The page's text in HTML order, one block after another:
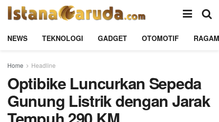
NEWS TEKNOLOGI GADGET OTOMOTIF RAGAM
Home Headline
Optibike Luncurkan Sepeda
Gunung Listrik dengan Jarak